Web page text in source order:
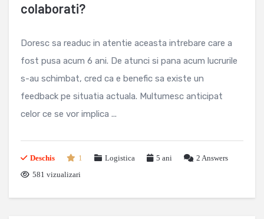
colaborati?
Doresc sa readuc in atentie aceasta intrebare care a
fost pusa acum 6 ani. De atunci si pana acum lucrurile
s-au schimbat, cred ca e benefic sa existe un
feedback pe situatia actuala. Multumesc anticipat
celor ce se vor implica ...
Deschis 1 Logistica 5 ani 2 Answers
581 vizualizari